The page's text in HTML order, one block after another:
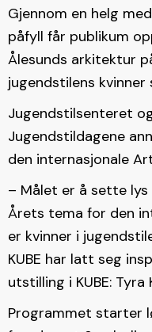
Gjennom en helg
påfyll får publikum
Ålesunds arkitektur
jugendstilens kvinner
Jugendstilsenteret
Jugendstildagene
den internasjonale
– Målet er å sette lys
Årets tema for den
er kvinner i
KUBE har latt seg
utstilling i KUBE: Tyra
Programmet starter